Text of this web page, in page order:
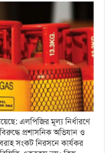
এলপিজির মূল্য নির্ধারণে
প্রশাসনিক অভিযান ও
সংকট নিরসনে কার্যকর